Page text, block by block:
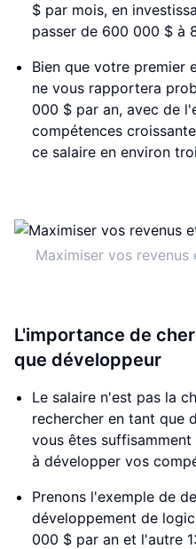
$ par mois, en
passer de 600 000 $ à
Bien que votre premier
ne vous rapportera
000 $ par an, avec de
compétences
ce salaire en environ
Maximiser vos
L'importance de
que développeur
Le salaire n'est pas la
rechercher en tant que
vous êtes
à développer vos
Prenons l'exemple de
développement de
000 $ par an et l'autre